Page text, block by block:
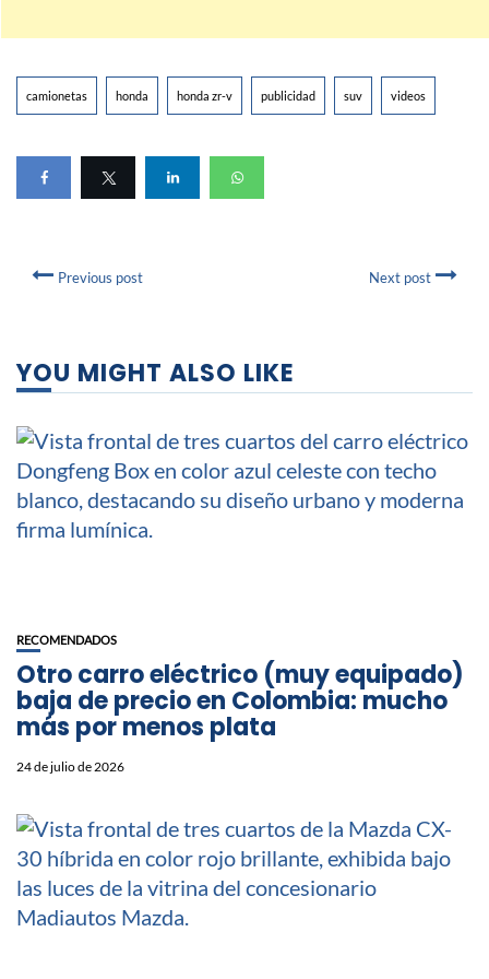
camionetas honda honda zr-v publicidad suv videos
Previous post Next post
YOU MIGHT ALSO LIKE
RECOMENDADOS
Otro carro eléctrico (muy equipado)
baja de precio en Colombia: mucho
más por menos plata
24 de julio de 2026